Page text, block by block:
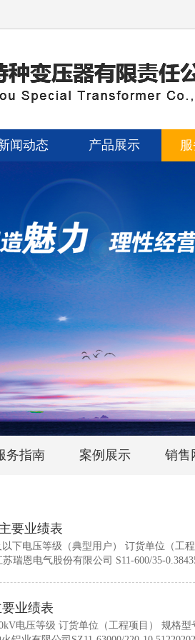
闻动态 产品展示
务指南 案例展示 销售
要业绩表
下电压等级（典型用户） 订货单位（工
苏瑞恩电气股份有限公司 S11-600/35-
公司 S11-1000/35-101352020S11-1250/
学膜分公司 SZ11-20000/35-
公司 SZ11-10000/35-10.52352019S11-
业绩表
电压等级 订货单位（工程项目） 规格